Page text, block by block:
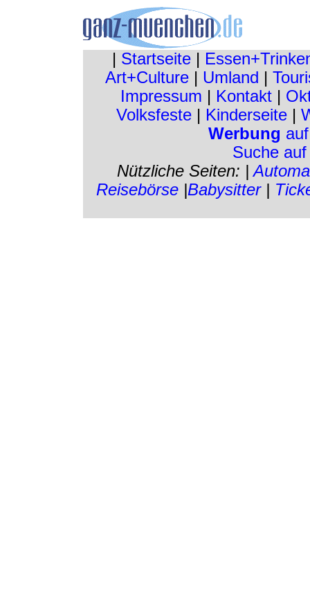
| Startseite|
Art+Culture| Umland |
Impressum | Kontakt |
Volksfeste | Kinderseite |
Werbung
Suche
Nützliche Seiten: |
Reisebörse |Babysitter |